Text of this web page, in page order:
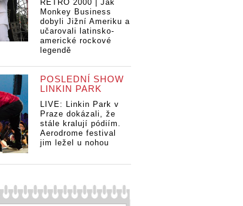
RETRO 2000 | Jak
Monkey Business
dobyli Jižní Ameriku a
učarovali latinsko-
americké rockové
legendě
POSLEDNÍ SHOW
LINKIN PARK
LIVE: Linkin Park v
Praze dokázali, že
stále kralují pódiím.
Aerodrome festival
jim ležel u nohou